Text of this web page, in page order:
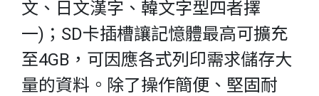
文、日文漢字、韓文字型四者擇
一)；SD卡插槽讓記憶體最高可擴充
至4GB，可因應各式列印需求儲存大
量的資料。除了操作簡便、堅固耐